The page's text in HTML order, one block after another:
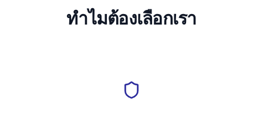
ทำไมต้องเลือกเรา